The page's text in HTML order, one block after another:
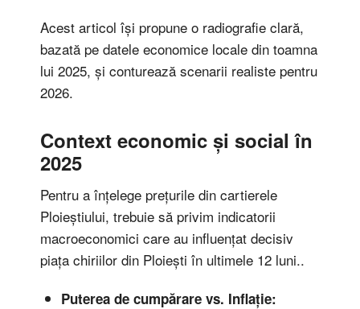
Acest articol își propune o radiografie clară,
bazată pe datele economice locale din toamna
lui 2025, și conturează scenarii realiste pentru
2026.
Context economic și social în
2025
Pentru a înțelege prețurile din cartierele
Ploieștiului, trebuie să privim indicatorii
macroeconomici care au influențat decisiv
piața chiriilor din Ploiești în ultimele 12 luni..
Puterea de cumpărare vs. Inflație: